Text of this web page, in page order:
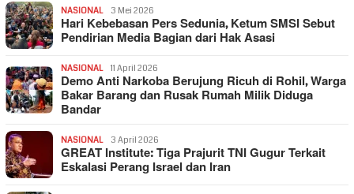
NASIONAL 3 Mei 2026
Hari Kebebasan Pers Sedunia, Ketum SMSI Sebut
Pendirian Media Bagian dari Hak Asasi
NASIONAL 11 April 2026
Demo Anti Narkoba Berujung Ricuh di Rohil, Warga
Bakar Barang dan Rusak Rumah Milik Diduga
Bandar
NASIONAL 3 April 2026
GREAT Institute: Tiga Prajurit TNI Gugur Terkait
Eskalasi Perang Israel dan Iran